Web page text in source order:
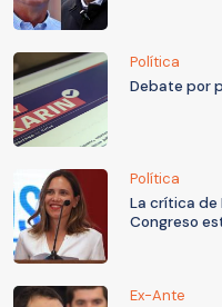
Política
Debate por
Política
La crítica de
Congreso
Ex-Ante